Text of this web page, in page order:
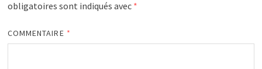
obligatoires sont indiqués avec *
COMMENTAIRE *